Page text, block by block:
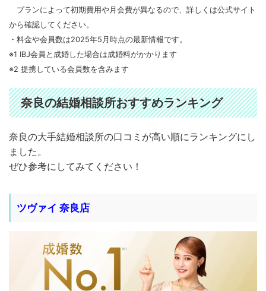
プランによって初期費用や月会費が異なるので、詳しくは公式サイト
から確認してください。
・料金や会員数は2025年5月時点の最新情報です。
※1 IBJ会員と成婚した場合は成婚料がかかります
※2 提携している会員数を含みます
奈良の結婚相談所おすすめランキング
奈良の大手結婚相談所の口コミが高い順にランキングにし
ました。
ぜひ参考にしてみてください！
ツヴァイ 奈良店